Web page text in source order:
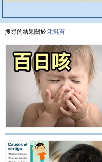
搜尋的結果關於:毛氈苔